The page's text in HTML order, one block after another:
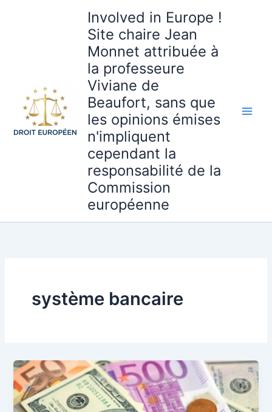
Involved in Europe !
Site chaire Jean
Monnet attribuée à
la professeure
Viviane de
Beaufort, sans que
les opinions émises
n'impliquent
cependant la
responsabilité de la
Commission
européenne
système bancaire